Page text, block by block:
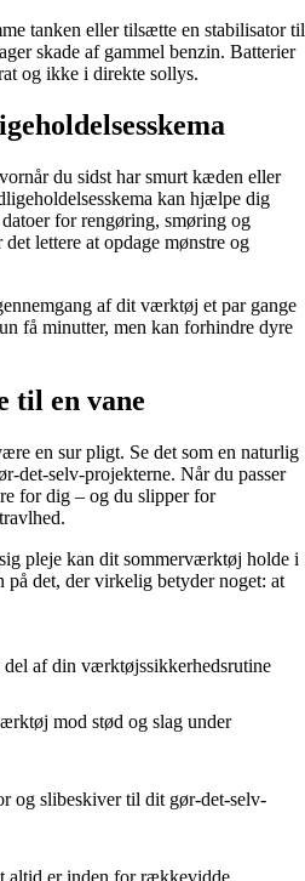
tanken eller tilsætte en stabilisator til
skade af gammel benzin. Batterier
og ikke i direkte sollys.
du sidst har smurt kæden eller
kan hjælpe dig
for rengøring, smøring og
lettere at opdage mønstre og
af dit værktøj et par gange
få minutter, men kan forhindre dyre
til en vane
en sur pligt. Se det som en naturlig
det-selv-projekterne. Når du passer
for dig – og du slipper for
pleje kan dit sommerværktøj holde i
på det, der virkelig betyder noget: at
af din værktøjssikkerhedsrutine
mod stød og slag under
og slibeskiver til dit gør-det-selv-
altid er inden for rækkevidde